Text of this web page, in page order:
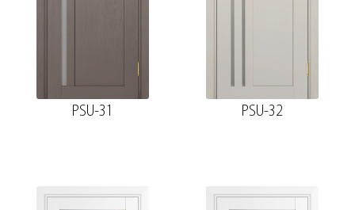
PSU-31 PSU-32